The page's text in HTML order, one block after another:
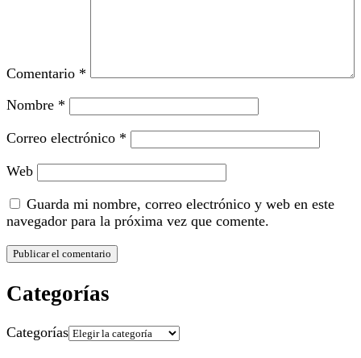
Comentario *
Nombre *
Correo electrónico *
Web
Guarda mi nombre, correo electrónico y web en este
navegador para la próxima vez que comente.
Categorías
Categorías